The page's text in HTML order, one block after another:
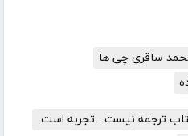
ساقری چی ها
ترجمه نیست.. تجربه است.